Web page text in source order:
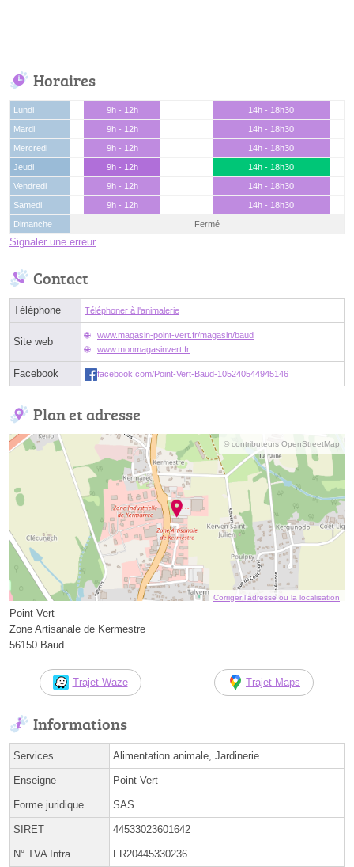
Horaires
Lundi 9h - 12h
14h - 18h30
Mardi
9h - 12h
14h - 18h30
Mercredi
9h - 12h
14h - 18h30
Jeudi
9h - 12h
14h - 18h30
Vendredi
9h - 12h
14h - 18h30
Samedi
9h - 12h
14h - 18h30
Dimanche
Fermé
Signaler une erreur
Contact
Téléphone Téléphoner à l'animalerie
Site web
www.magasin-point-vert.fr/magasin/baud
www.monmagasinvert.fr
Facebook facebook.com/Point-Vert-Baud-105240544945146
Plan et adresse
© contributeurs OpenStreetMap
Corriger l’adresse ou la localisation
Point Vert
Zone Artisanale de Kermestre
56150 Baud
Trajet Waze Trajet Maps
Informations
Services Alimentation animale, Jardinerie
Enseigne Point Vert
Forme juridique SAS
SIRET 44533023601642
N° TVA Intra. FR20445330236